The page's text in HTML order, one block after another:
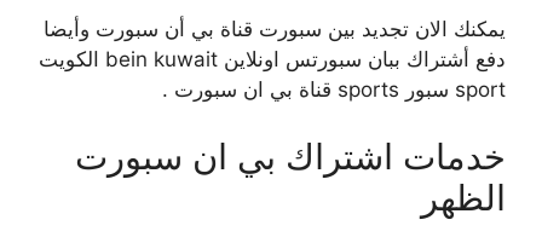
يمكنك الان تجديد بين سبورت قناة بي أن سبورت وأيضا
دفع أشتراك ببان سبورتس اونلاين bein kuwait الكويت
sport سبور sports قناة بي ان سبورت .
خدمات اشتراك بي ان سبورت
الظهر